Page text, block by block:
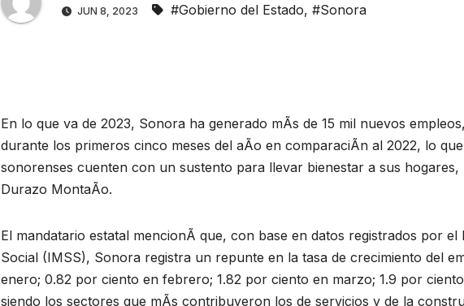
JUN 8, 2023 #Gobierno del Estado, #Sonora
En lo que va de 2023, Sonora ha generado mÃs de 15 mil nuevos
durante los primeros cinco meses del aÃo en comparaciÃn al 2022, lo
sonorenses cuenten con un sustento para llevar bienestar a sus
Durazo MontaÃo.
El mandatario estatal mencionÃ que, con base en datos registrados por
Social (IMSS), Sonora registra un repunte en la tasa de crecimiento del
enero; 0.82 por ciento en febrero; 1.82 por ciento en marzo; 1.9 por
siendo los sectores que mÃs contribuyeron los de servicios y de la